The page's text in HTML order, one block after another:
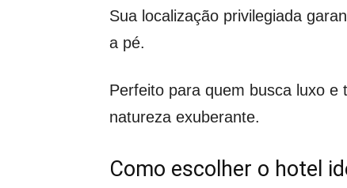
Sua localização privilegiada
a pé.
Perfeito para quem busca luxo
natureza exuberante.
Como escolher o hotel